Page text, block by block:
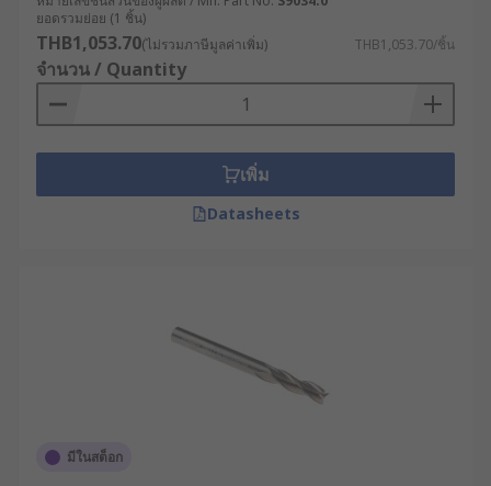
ยอดรวมย่อย (1 ชิ้น)
THB1,053.70(ไม่รวมภาษีมูลค่าเพิ่ม) THB1,053.70/ชิ้น
จำนวน / Quantity
เพิ่ม
Datasheets
มีในสต็อก